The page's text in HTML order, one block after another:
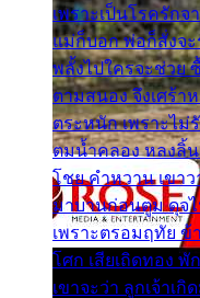
เพราะเป็นโรครักจ
แม่ก็บอก พ่อก็สั่งจะ
พลั้งไปใครจะช่วย
ตามสนอง จึงเศร้า
ตระหนัก เพราะไม่
ตมน้ำคลอง หลงลิ้
โชย คำหวาน เขา
มาบานก่อนตูม ดุจ
เพราะตรอมฤทัย ข้
โศก เสียเถิดทอง พั
เขาจะว่า ลูกเจ้าเ